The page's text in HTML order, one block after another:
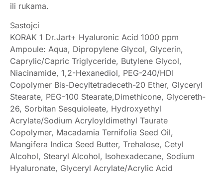
ili rukama.
Sastojci
KORAK 1 Dr.Jart+ Hyaluronic Acid 1000 ppm
Ampoule: Aqua, Dipropylene Glycol, Glycerin,
Caprylic/Capric Triglyceride, Butylene Glycol,
Niacinamide, 1,2-Hexanediol, PEG-240/HDI
Copolymer Bis-Decyltetradeceth-20 Ether, Glyceryl
Stearate, PEG-100 Stearate,Dimethicone, Glycereth-
26, Sorbitan Sesquioleate, Hydroxyethyl
Acrylate/Sodium Acryloyldimethyl Taurate
Copolymer, Macadamia Ternifolia Seed Oil,
Mangifera Indica Seed Butter, Trehalose, Cetyl
Alcohol, Stearyl Alcohol, Isohexadecane, Sodium
Hyaluronate, Glyceryl Acrylate/Acrylic Acid